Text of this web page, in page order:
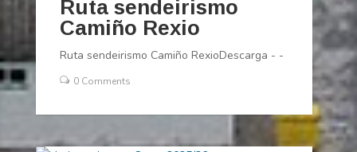
Ruta sendeirismo
Camiño Rexio
Ruta sendeirismo Camiño RexioDescarga - -
0 Comments